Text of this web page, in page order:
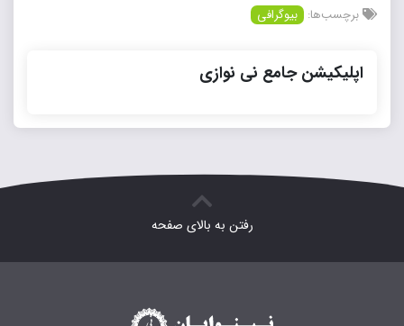
برچسب‌ها: بیوگرافی
اپلیکیشن جامع نی نوازی
رفتن به بالای صفحه